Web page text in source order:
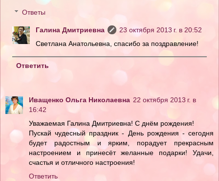
Ответы
Галина Дмитриевна
23 октября 2013 г. в 20:52
Светлана Анатольевна, спасибо за поздравление!
Ответить
Иващенко Ольга Николаевна 22 октября 2013 г. в
16:42
Уважаемая Галина Дмитриевна! С днём рождения!
Пускай чудесный праздник - День рождения - сегодня
будет радостным и ярким, порадует прекрасным
настроением и принесёт желанные подарки! Удачи,
счастья и отличного настроения!
Ответить